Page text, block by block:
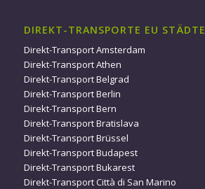
DIREKT-TRANSPORTE EU STÄDTE
Direkt-Transport Amsterdam
Direkt-Transport Athen
Direkt-Transport Belgrad
Direkt-Transport Berlin
Direkt-Transport Bern
Direkt-Transport Bratislava
Direkt-Transport Brüssel
Direkt-Transport Budapest
Direkt-Transport Bukarest
Direkt-Transport Città di San Marino